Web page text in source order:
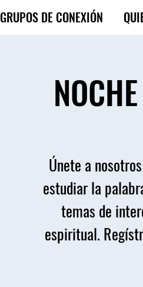
GRUPOS DE CONEXIÓN
Únete a
estudiar la
temas de
espiritual.